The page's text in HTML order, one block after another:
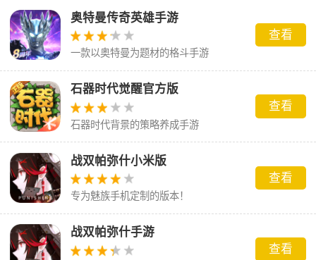
奥特曼传奇英雄手游
一款以奥特曼为题材的格斗手游
查看
石器时代觉醒官方版
石器时代背景的策略养成手游
查看
战双帕弥什小米版
专为魅族手机定制的版本！
查看
战双帕弥什手游
查看